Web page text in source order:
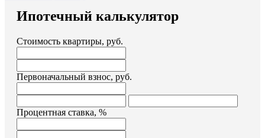
Ипотечный калькулятор
Стоимость квартиры, руб.
Первоначальный взнос, руб.
Процентная ставка, %